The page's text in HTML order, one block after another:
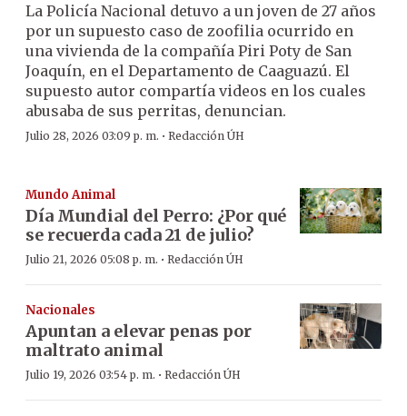
La Policía Nacional detuvo a un joven de 27 años
por un supuesto caso de zoofilia ocurrido en
una vivienda de la compañía Piri Poty de San
Joaquín, en el Departamento de Caaguazú. El
supuesto autor compartía videos en los cuales
abusaba de sus perritas, denuncian.
Julio 28, 2026 03:09 p. m. · Redacción ÚH
Mundo Animal
Día Mundial del Perro: ¿Por qué
se recuerda cada 21 de julio?
Julio 21, 2026 05:08 p. m. · Redacción ÚH
Nacionales
Apuntan a elevar penas por
maltrato animal
Julio 19, 2026 03:54 p. m. · Redacción ÚH